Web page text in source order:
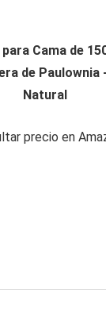
Cama de
de Paulownia
Natural
precio en